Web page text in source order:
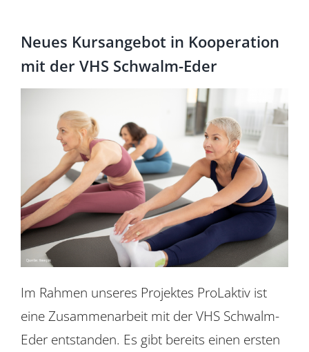
Neues Kursangebot in Kooperation
mit der VHS Schwalm-Eder
Im Rahmen unseres Projektes ProLaktivist
eine Zusammenarbeit mit der VHS Schwalm-
Eder entstanden. Es gibt bereits einen ersten